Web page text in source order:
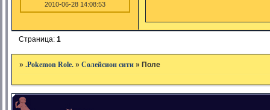
2010-06-28 14:08:53
Страница:1
».Pokemon Role. »Солейсион сити »Поле